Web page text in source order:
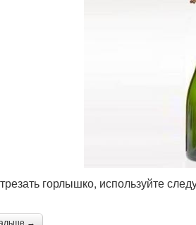
горлышко, используйте
→